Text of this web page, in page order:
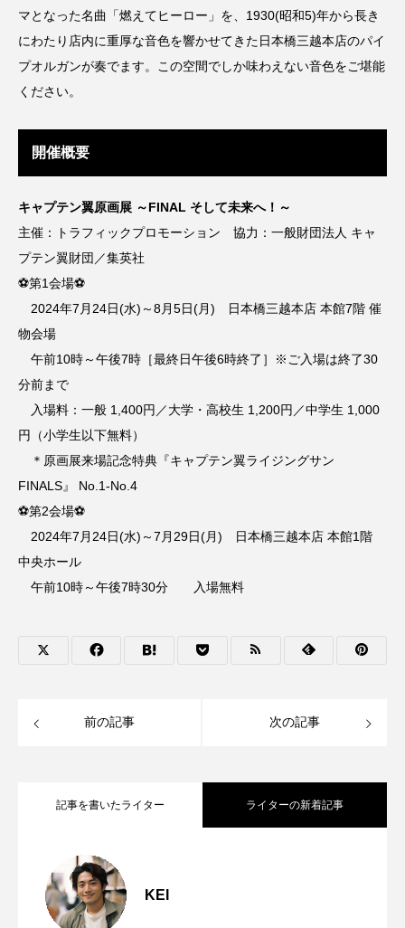
マとなった名曲「燃えてヒーロー」を、1930(昭和5)年から長き
にわたり店内に重厚な音色を響かせてきた日本橋三越本店のパイ
プオルガンが奏でます。この空間でしか味わえない音色をご堪能
ください。
開催概要
キャプテン翼原画展 ～FINAL そして未来へ！～
主催：トラフィックプロモーション 協力：一般財団法人 キャ
プテン翼財団／集英社
⚽第1会場⚽
2024年7月24日(水)～8月5日(月) 日本橋三越本店 本館7階 催
物会場
午前10時～午後7時［最終日午後6時終了］※ご入場は終了30
分前まで
入場料：一般 1,400円／大学・高校生 1,200円／中学生 1,000
円（小学生以下無料）
＊原画展来場記念特典『キャプテン翼ライジングサン
FINALS』 No.1-No.4
⚽第2会場⚽
2024年7月24日(水)～7月29日(月) 日本橋三越本店 本館1階
中央ホール
午前10時～午後7時30分 入場無料
前の記事 次の記事
記事を書いたライター ライターの新着記事
KEI
2025.11.07
始
2024.11.20